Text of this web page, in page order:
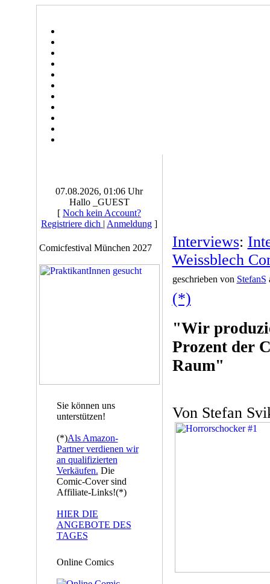
07.08.2026, 01:06 Uhr
Hallo _GUEST
[ Noch kein Account?
Registriere dich | Anmeldung ]
Comicfestival München 2027
Sie können uns
unterstützen!
(*)Als Amazon-
Partner verdienen wir
an qualifizierten
Verkäufen. Die
Comic-Cover sind
Affiliate-Links!(*)
HIER DIE
ANGEBOTE DES
TAGES
Online Comics
Interviews:
Weissblech
geschrieben von StefanS
(*)
"Wir
Prozent der
Raum"
Von Stefan